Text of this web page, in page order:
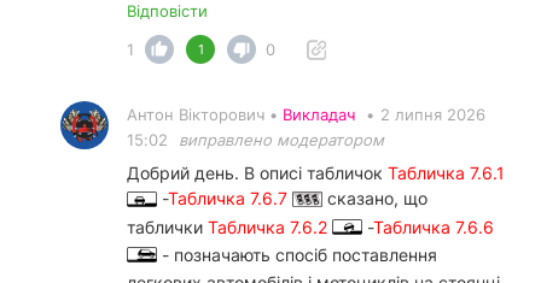
Відповісти
1
1 0
Антон Вікторович • Викладач • 2 липня 2026
15:02
виправлено модератором
Добрий день. В описі табличок Табличка 7.6.1
-Табличка 7.6.7
сказано, що
таблички Табличка 7.6.2 -Табличка 7.6.6
- позначають спосіб поставлення